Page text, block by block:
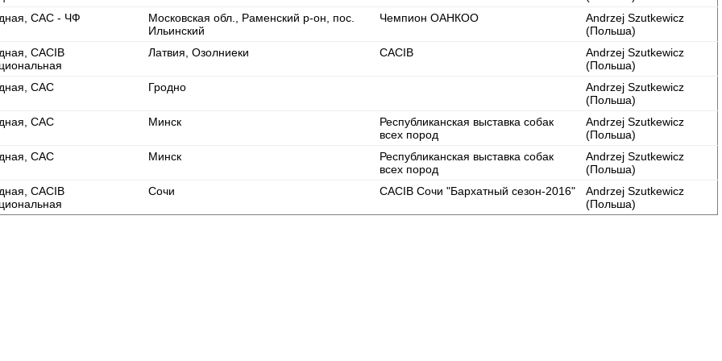
САС - ЧФ
Московская обл., Раменский р-он, пос.
Ильинский
Чемпион ОАНКОО
Andrzej Szutkewicz
(Польша)
CACIB
Латвия, Озолниеки CACIB
Andrzej Szutkewicz
(Польша)
CAC
Гродно
Andrzej Szutkewicz
(Польша)
CAC
Минск
Республиканская выставка собак
всех пород
Andrzej Szutkewicz
(Польша)
CAC
Минск
Республиканская выставка собак
всех пород
Andrzej Szutkewicz
(Польша)
CACIB
Сочи CACIB Сочи "Бархатный сезон-2016"
Andrzej Szutkewicz
(Польша)